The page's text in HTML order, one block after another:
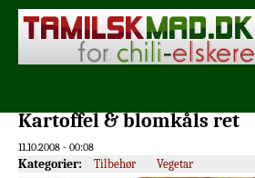
Kartoffel & blomkåls ret
11.10.2008 - 00:08
Kategorier: Tilbehør Vegetar